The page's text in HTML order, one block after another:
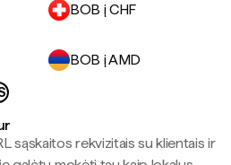
BOB į CHF
BOB į AMD
sąskaitos rekvizitais su klientais ir